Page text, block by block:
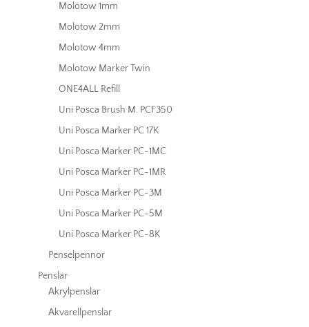
Molotow 1mm
Molotow 2mm
Molotow 4mm
Molotow Marker Twin
ONE4ALL Refill
Uni Posca Brush M. PCF350
Uni Posca Marker PC 17K
Uni Posca Marker PC-1MC
Uni Posca Marker PC-1MR
Uni Posca Marker PC-3M
Uni Posca Marker PC-5M
Uni Posca Marker PC-8K
Penselpennor
Penslar
Akrylpenslar
Akvarellpenslar